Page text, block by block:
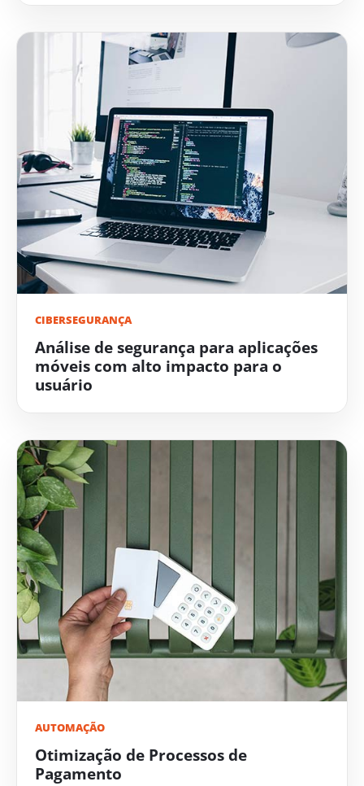
CIBERSEGURANÇA
Análise de segurança para aplicações
móveis com alto impacto para o
usuário
AUTOMAÇÃO
Otimização de Processos de
Pagamento